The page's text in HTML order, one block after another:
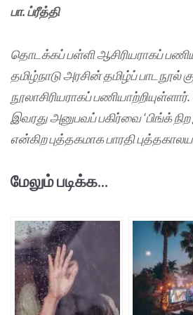
பா. ப்ரீத்தி
தொடக்கப் பள்ளி ஆசிரியராகப்
தமிழ்நாடு அரசின் தமிழ்ப் பாடநூல்
நூலாசிரியராகப்
இவரது அனுபவப் பகிர்வை ‘பிங்க்
என்கிற புத்தகமாக பாரதி
மேலும் படிக்க...